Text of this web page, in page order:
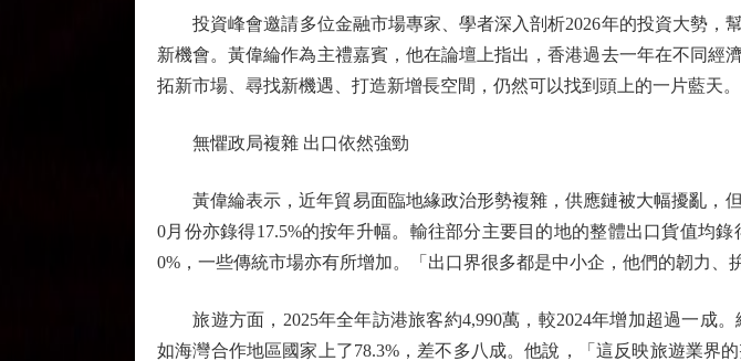
投資峰會邀請多位金融市場專家、學者深入剖析2026年的投資大勢，
新機會。黃偉綸作為主禮嘉賓，他在論壇上指出，香港過去一年在不同
拓新市場、尋找新機遇、打造新增長空間，仍然可以找到頭上的一片藍天。
無懼政局複雜 出口依然強勁
黃偉綸表示，近年貿易面臨地緣政治形勢複雜，供應鏈被大幅擾亂，但
0月份亦錄得17.5%的按年升幅。輸往部分主要目的地的整體出口貨值均
0%，一些傳統市場亦有所增加。「出口界很多都是中小企，他們的韌力、
旅遊方面，2025年全年訪港旅客約4,990萬，較2024年增加超過一成。
如海灣合作地區國家上了78.3%，差不多八成。他說，「這反映旅遊業界